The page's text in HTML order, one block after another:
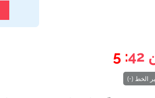
42
: 5
الخط (-)